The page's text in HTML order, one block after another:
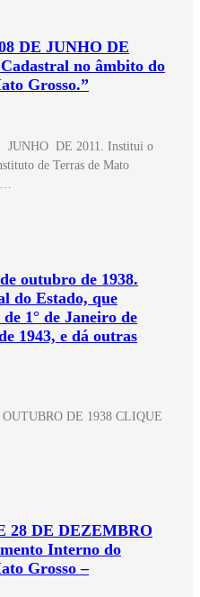
DE JUNHO DE
no âmbito do
Grosso.”
DE 2011. Institui o
de Terras de Mato
…
outubro de 1938.
do Estado, que
1° de Janeiro de
1943, e dá outras
DE 1938 CLIQUE
28 DE DEZEMBRO
Interno do
Grosso –